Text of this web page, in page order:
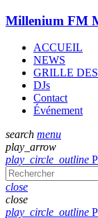
Millenium FM
ACCUEIL
NEWS
GRILLE
DJs
Contact
Événement
search menu
play_arrow
play_circle_outline
close
close
play_circle_outline